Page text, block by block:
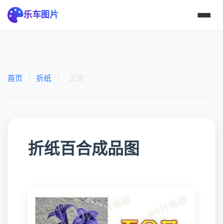
乐车图片
首页 / 折纸 / 正文
折纸百合成品图